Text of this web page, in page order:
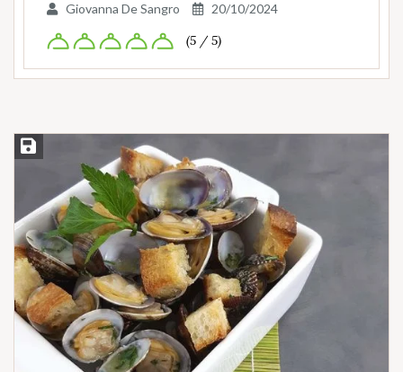
Giovanna De Sangro 20/10/2024
(5 / 5)
Salva ricetta